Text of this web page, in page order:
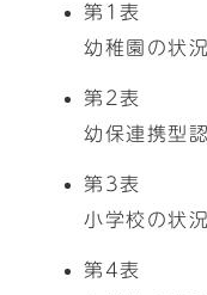
第1表
幼稚園の状況
第2表
幼保連携型
第3表
小学校の状況
第4表